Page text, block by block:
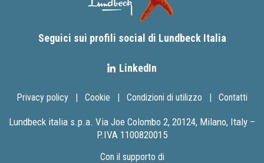
Seguici sui profili social di Lundbeck Italia
LinkedIn
Privacy policy | Cookie | Condizioni di utilizzo | Contatti
Lundbeck italia s.p.a. Via Joe Colombo 2, 20124, Milano, Italy –
P.IVA 1100820015
Con il supporto di